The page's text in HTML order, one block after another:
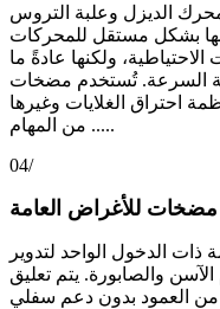
الديزل وعلبة التروس
بشكل مستقل للمحركات
ولكنها عادةً ما
السرعة. تُستخدم مضخات
احتراق الغلايات وغيرها
من المهام .....
04/
مضخات للأغراض العامة
الدخول الواحد لتدوير
الآسن والصابورة. يتم تعليق